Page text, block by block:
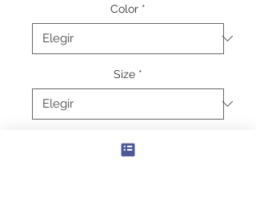
Color *
Size *